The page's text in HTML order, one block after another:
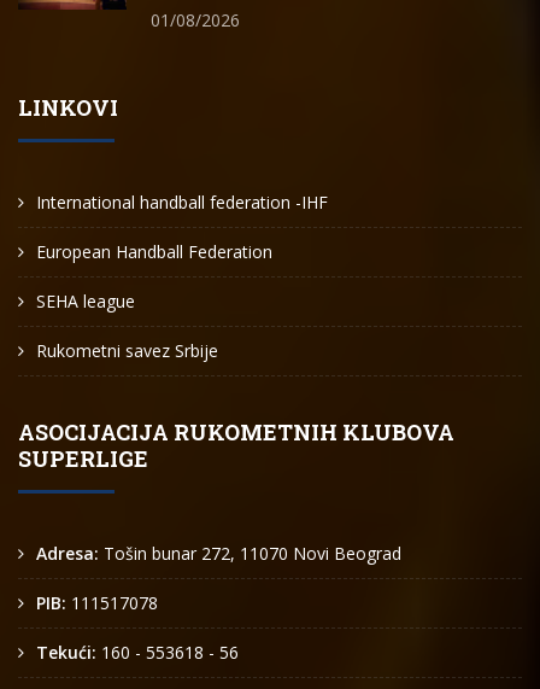
01/08/2026
LINKOVI
International handball federation -IHF
European Handball Federation
SEHA league
Rukometni savez Srbije
ASOCIJACIJA RUKOMETNIH KLUBOVA
SUPERLIGE
Adresa: Tošin bunar 272, 11070 Novi Beograd
PIB: 111517078
Tekući: 160 - 553618 - 56